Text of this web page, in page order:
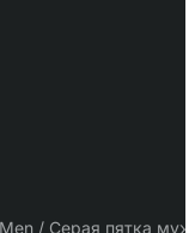
/ Серая пятка муж